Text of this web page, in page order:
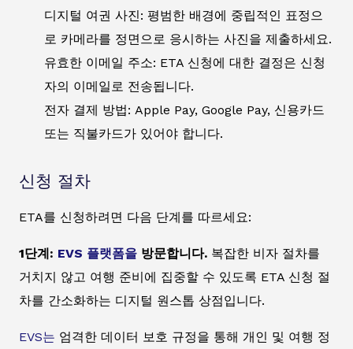
디지털 여권 사진: 평범한 배경에 중립적인 표정으
로 카메라를 정면으로 응시하는 사진을 제출하세요.
유효한 이메일 주소: ETA 신청에 대한 결정은 신청
자의 이메일로 전송됩니다.
전자 결제 방법: Apple Pay, Google Pay, 신용카드
또는 직불카드가 있어야 합니다.
신청 절차
ETA를 신청하려면 다음 단계를 따르세요:
1단계: EVS 플랫폼을 방문합니다. 복잡한 비자 절차를
거치지 않고 여행 준비에 집중할 수 있도록 ETA 신청 절
차를 간소화하는 디지털 원스톱 상점입니다.
EVS는 엄격한 데이터 보호 규정을 통해 개인 및 여행 정